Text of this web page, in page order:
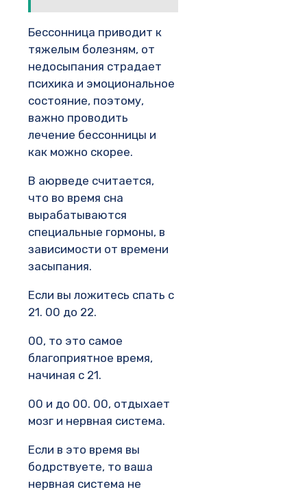
Бессонница приводит к
тяжелым болезням, от
недосыпания страдает
психика и эмоциональное
состояние, поэтому,
важно проводить
лечение бессонницы и
как можно скорее.
В аюрведе считается,
что во время сна
вырабатываются
специальные гормоны, в
зависимости от времени
засыпания.
Если вы ложитесь спать с
21. 00 до 22.
00, то это самое
благоприятное время,
начиная с 21.
00 и до 00. 00, отдыхает
мозг и нервная система.
Если в это время вы
бодрствуете, то ваша
нервная система не